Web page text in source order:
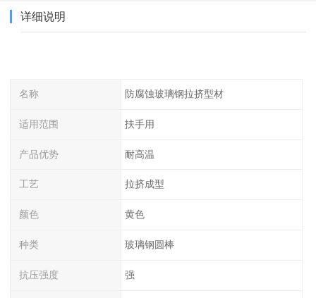
详细说明
名称 防腐蚀玻璃钢拉挤型材
适用范围 扶手用
产品优势 耐高温
工艺 拉挤成型
颜色 黄色
种类 玻璃钢圆棒
抗压强度 强